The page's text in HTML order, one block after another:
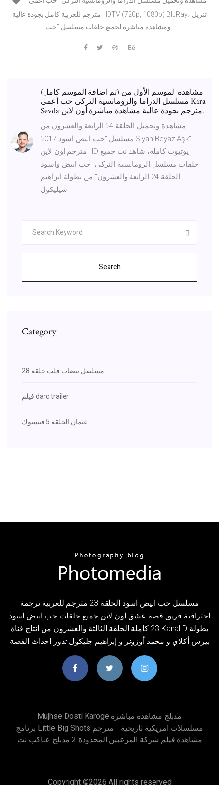
مترجم للعربية كامل بجودة عالية HDTV (720p, 1080p) BluRay، تنزيل
(تم اضافة الموسم كامل) مشاهدة الموسم الأول من
مسلسل الدراما والرومانسية التركى حب أعمى Kara
Sevda مترجم بجودة عالية مشاهدة مباشرة أون لاين.
مشاهدة وتحميل الحلقة 24 الرابعة والعشرون من
مسلسل "حب ابيض اسود 2017 Siyah Beyaz Aşk"
مترجم اون لاين HD يوتيوب كاملة، شاهد نت جميع
حلقات مسلسل الرومانسية التركي "حب ابيض واسود
الحلقة 24 الرابعة والعشرون" من بطولة ابراهيم
شيليكول
Search
Category
مسلسل نبضات قلب حلقة 28
فيلم darc trailer
عثمان الحلقة 5 فيسبوك
مسلسل حب ابيض اسود الحلقة 23 مترجم للعربية ترجمة
احترافية فريق قصة عشق اون لاين جميع حلقات حب ابيض اسود
23 كاملة الحلقة الثالثة والعشرون من انتاج قناة Kanal D بطولة
بيرس أكلاي و محمد أوزونر و إبراهيم جليكول تدور احداث القصة
Mujhse Dosti Karoge مدبلج مشاهدة مباشرة
برنامج Little Big Shots مترجم
مسلسلات امريكية تاريخية
مشاهدة فيلم شركة المرعبين المحدودة 2 مدبلج عناكب نت
Copyright ©2026 All rights reserved